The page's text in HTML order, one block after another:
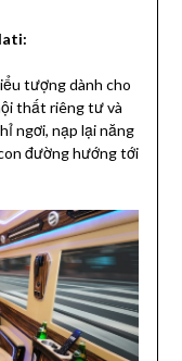
tượng dành cho
thất riêng tư và
ngơi, nạp lại năng
đường hướng tới